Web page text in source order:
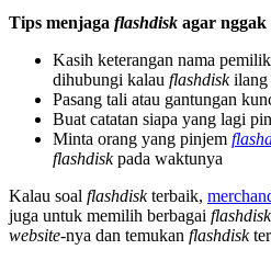
Tips menjaga flashdisk agar
Kasih keterangan nama
dihubungi kalau flashdiskilang
Pasang tali atau gantungan
Buat catatan siapa yang lagi
Minta orang yang pinjem
flashdiskpada waktunya
Kalau soal flashdiskterbaik,
juga untuk memilih berbagai flashdisk
website-nya dan temukan flashdisk